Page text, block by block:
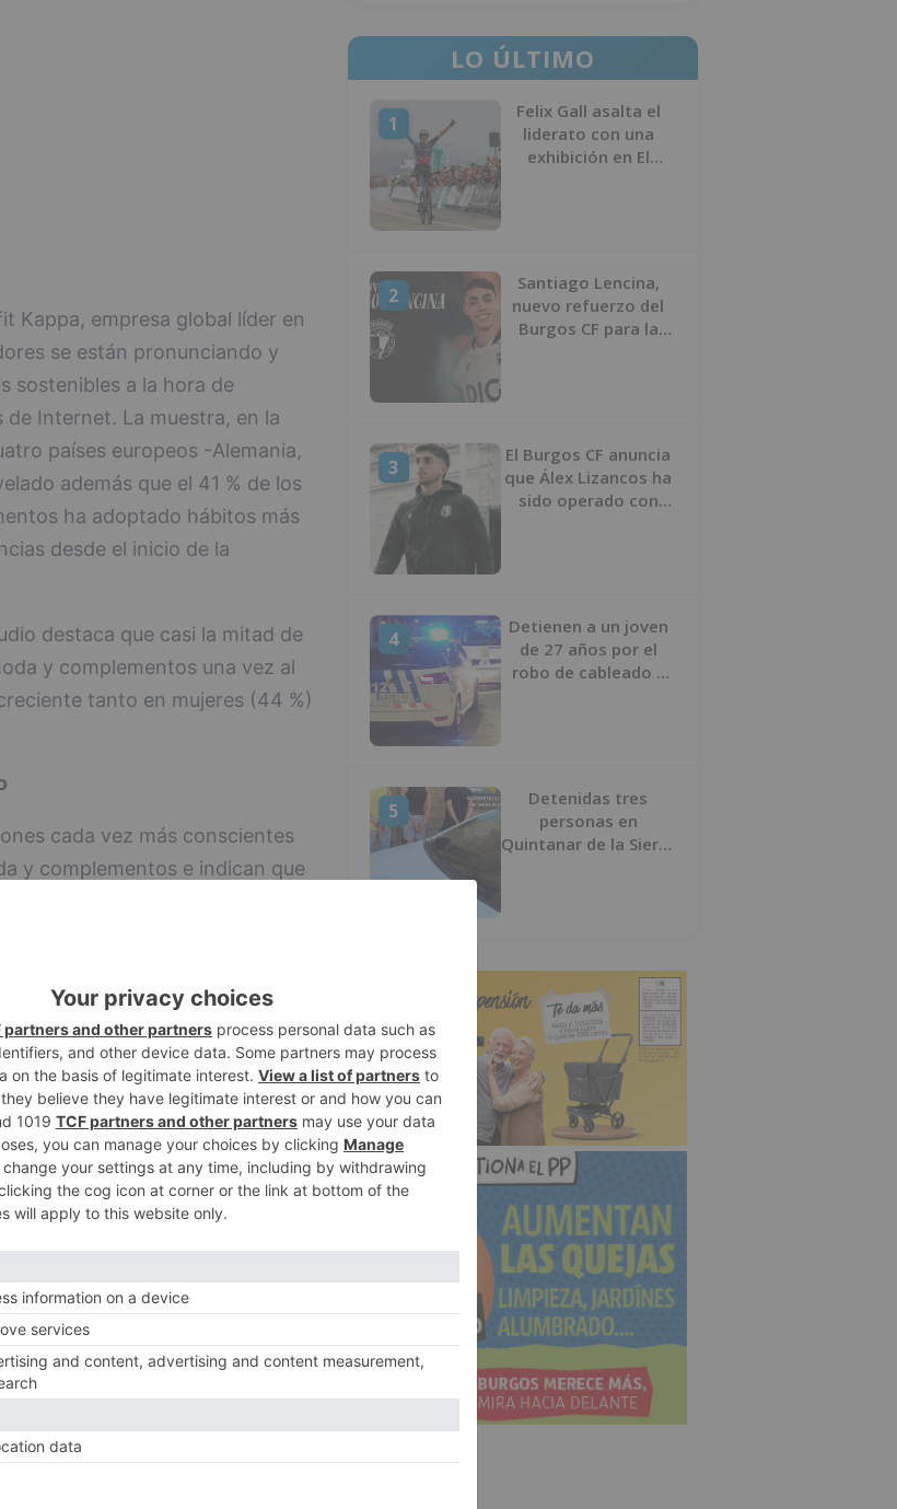
Kappa, empresa global líder en
se están pronunciando y
sostenibles a la hora de
Internet. La muestra, en la
países europeos -Alemania,
además que el 41 % de los
ha adoptado hábitos más
desde el inicio de la
destaca que casi la mitad de
y complementos una vez al
tanto en mujeres (44 %)
cada vez más conscientes
y complementos e indican que
para asegurarse de que
ha investigado a
sostenibilidad;
complementos declaró que no
si supiera que su embalaje no es
una marca de ropa
y Desarrollo de Smurfit
que las marcas online de
y tengan en cuenta el
Las marcas de moda ?y
a las demandas de los
pues se arriesgan a perder
LO ÚLTIMO
1
Felix Gall asalta el
liderato con una
exhibición en El
2
Santiago Lencina,
nuevo refuerzo del
Burgos CF para la
3
El Burgos CF anuncia
que Álex Lizancos ha
sido operado con
4
Detienen a un joven
de 27 años por el
robo de cableado y
5
Detenidas tres
personas en
Quintanar de la Sierra